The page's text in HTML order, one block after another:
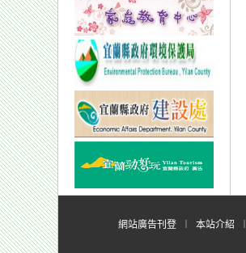
網站廣告刊登 本站介紹